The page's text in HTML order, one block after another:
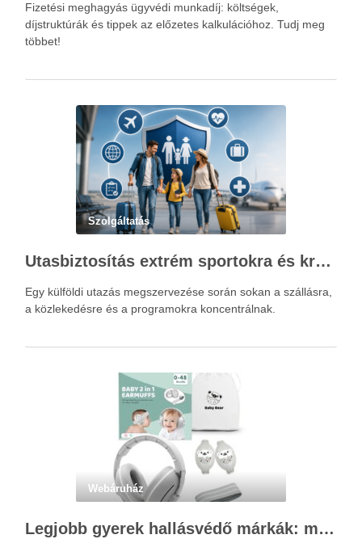
Fizetési meghagyás ügyvédi munkadíj: költségek,
díjstruktúrák és tippek az előzetes kalkulációhoz. Tudj meg
többet!
Szolgáltatás
Utasbiztosítás extrém sportokra és krónikus betegségek esetén: mire figyelj utazás előtt?
Egy külföldi utazás megszervezése során sokan a szállásra,
a közlekedésre és a programokra koncentrálnak.
Webáruház
Legjobb gyerek hallásvédő márkák: mire figyeljenek a szülők választáskor?